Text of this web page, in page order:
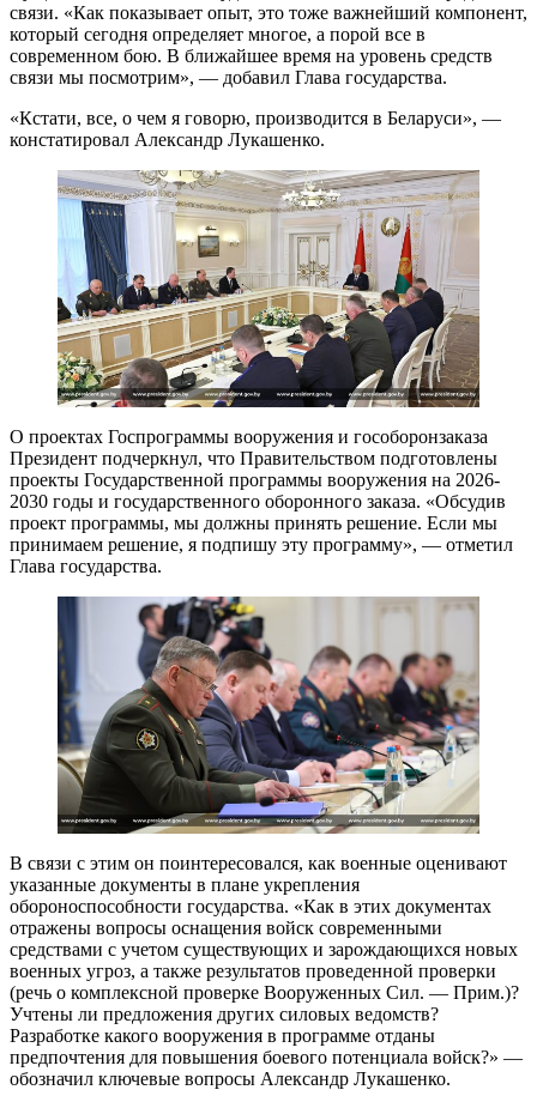
связи. «Как показывает опыт, это тоже важнейший компонент,
который сегодня определяет многое, а порой все в
современном бою. В ближайшее время на уровень средств
связи мы посмотрим», — добавил Глава государства.
«Кстати, все, о чем я говорю, производится в Беларуси», —
констатировал Александр Лукашенко.
О проектах Госпрограммы вооружения и гособоронзаказа
Президент подчеркнул, что Правительством подготовлены
проекты Государственной программы вооружения на 2026-
2030 годы и государственного оборонного заказа. «Обсудив
проект программы, мы должны принять решение. Если мы
принимаем решение, я подпишу эту программу», — отметил
Глава государства.
В связи с этим он поинтересовался, как военные оценивают
указанные документы в плане укрепления
обороноспособности государства. «Как в этих документах
отражены вопросы оснащения войск современными
средствами с учетом существующих и зарождающихся новых
военных угроз, а также результатов проведенной проверки
(речь о комплексной проверке Вооруженных Сил. — Прим.)?
Учтены ли предложения других силовых ведомств?
Разработке какого вооружения в программе отданы
предпочтения для повышения боевого потенциала войск?» —
обозначил ключевые вопросы Александр Лукашенко.